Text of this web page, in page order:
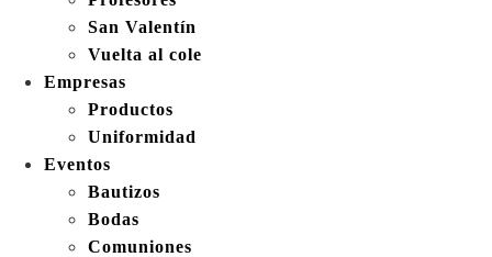
San Valentín
Vuelta al cole
Empresas
Productos
Uniformidad
Eventos
Bautizos
Bodas
Comuniones